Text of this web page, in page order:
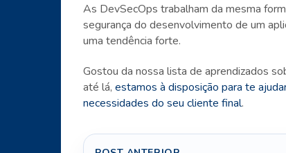
As DevSecOps trabalham da mesma
segurança do desenvolvimento de um
uma tendência forte.
Gostou da nossa lista de aprendizados
até lá, estamos à disposição para te
necessidades do seu cliente final.